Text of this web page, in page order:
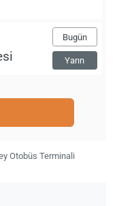
Bugün
Yarın
Otobüs Terminali